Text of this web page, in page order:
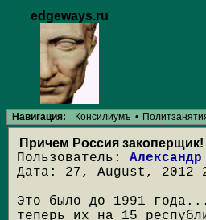
edgeways.ru
Навигация: Консилиумъ •
Причем Россия закоперщик!
Пользователь: Александр
Дата: 27, August, 2012
Это было до 1991 года...
теперь их на 15